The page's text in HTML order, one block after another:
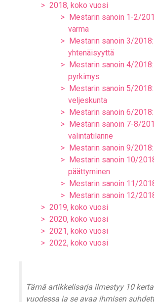
2018, koko vuosi
Mestarin sanoin 1-2/
varma
Mestarin sanoin 3/
yhtenäisyyttä
Mestarin sanoin 4/
pyrkimys
Mestarin sanoin 5/
veljeskunta
Mestarin sanoin 6/
Mestarin sanoin 7-8/
valintatilanne
Mestarin sanoin 9/
Mestarin sanoin 10/
päättyminen
Mestarin sanoin 11/
Mestarin sanoin 12/
2019, koko vuosi
2020, koko vuosi
2021, koko vuosi
2022, koko vuosi
Tämä artikkelisarja ilmestyy 10
vuodessa ja se avaa ihmisen